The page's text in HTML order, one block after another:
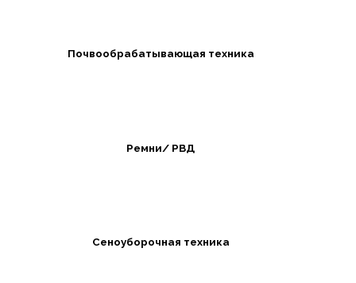
Почвообрабатывающая техника
Ремни/ РВД
Сеноуборочная техника